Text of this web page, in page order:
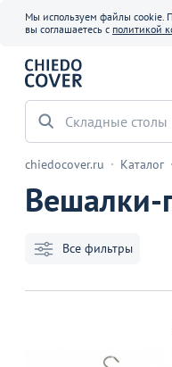
Мы используем файлы cookie.
вы соглашаетесь с политикой
Складные столы
chiedocover.ru Каталог
Вешалки-
Все фильтры